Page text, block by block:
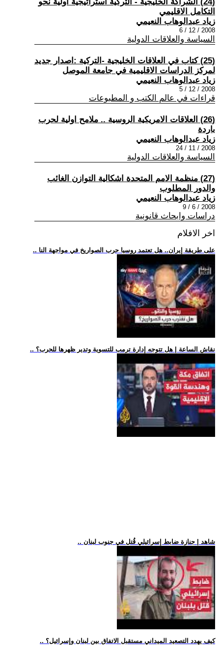
التكامل الاقليمي
زياد عبدالوهاب النعيمي
2008 / 12 / 6
السياسة والعلاقات الدولية
(25) كتاب في العلاقات الخليجية -التركية :اصدار جديد
لمركز الدراسات الاقليمية في جامعة الموصل
زياد عبدالوهاب النعيمي
2008 / 12 / 5
قراءات في عالم الكتب و المطبوعات
(26) العلاقات الامريكية الروسية .. ملامح اولية لحرب
باردة
زياد عبدالوهاب النعيمي
2008 / 11 / 24
السياسة والعلاقات الدولية
(27) منظمة الامم المتحدة اشكالية التوازن الغائب
والدور المطلوب
زياد عبدالوهاب النعيمي
2008 / 6 / 9
دراسات وابحاث قانونية
اخر الافلام
.. على طريقة إيران.. هل تعتمد روسيا حرب الصواريخ في مواجهة النا
.. نقاش الساعة | هل تتوجه إدارة ترمب للتسوية وتدير ظهرها للحرب؟
.. شاهد | جنازة ضابط إسرائيلي قُتل في جنوب لبنان
.. كيف يهدد التصعيد الميداني مستقبل الاتفاق بين لبنان وإسرائيل؟